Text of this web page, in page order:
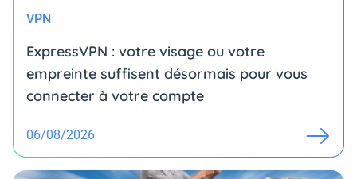
VPN
ExpressVPN : votre visage ou votre
empreinte suffisent désormais pour vous
connecter à votre compte
06/08/2026